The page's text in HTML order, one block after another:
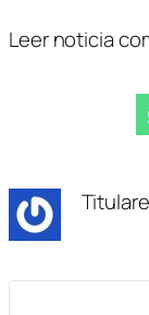
Leer noticia